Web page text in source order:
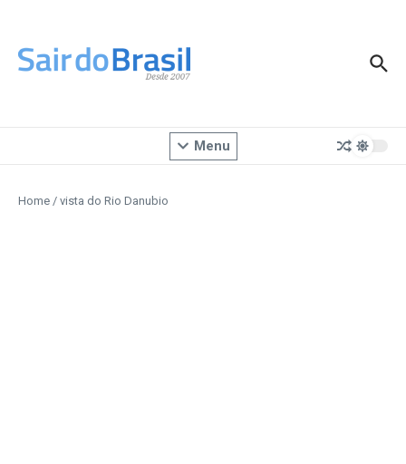
Menu
Home / vista do Rio Danubio